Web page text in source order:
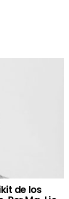
de los